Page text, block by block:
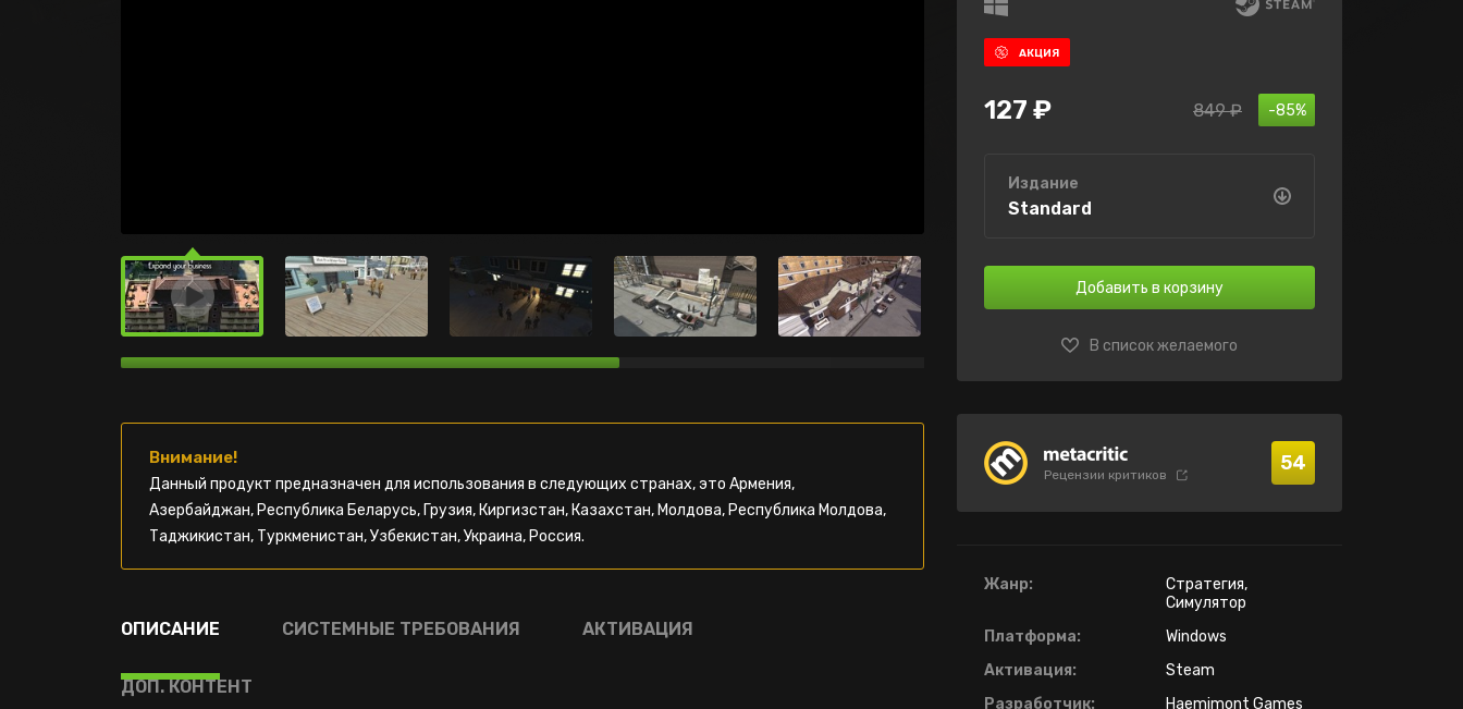
Внимание!
Данный продукт предназначен для использования в следующих странах, это Армения,
Азербайджан, Республика Беларусь, Грузия, Киргизстан, Казахстан, Молдова, Республика Молдова,
Таджикистан, Туркменистан, Узбекистан, Украина, Россия.
ОПИСАНИЕ СИСТЕМНЫЕ ТРЕБОВАНИЯ АКТИВАЦИЯ
ДОП. КОНТЕНТ
АКЦИЯ
127 ₽ -85%
849 ₽
Издание
Standard
Добавить в корзину
В список желаемого
Рецензии критиков 54
Жанр:
Стратегия,
Симулятор
Платформа:
Windows
Активация:
Steam
Разработчик:
Haemimont Games